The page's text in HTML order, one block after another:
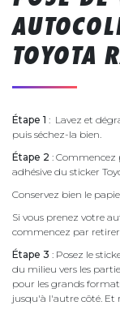
TOYOTA
Étape 1 : Lavez et
puis séchez-la bien.
Étape 2 : Commencez
adhésive du sticker
Conservez bien le
Si vous prenez votre
commencez par
Étape 3 : Posez le
du milieu vers les
pour les grands
jusqu'à l'autre côté. Et